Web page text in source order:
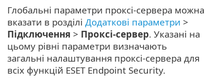
Глобальні параметри проксі-сервера можна
вказати в розділі Додаткові параметри >
Підключення > Проксі-сервер. Указані на
цьому рівні параметри визначають
загальні налаштування проксі-сервера для
всіх функцій ESET Endpoint Security.